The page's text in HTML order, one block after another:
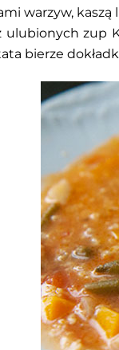
warzyw,
ulubionych zup
bierze